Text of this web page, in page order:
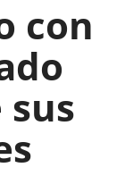
con